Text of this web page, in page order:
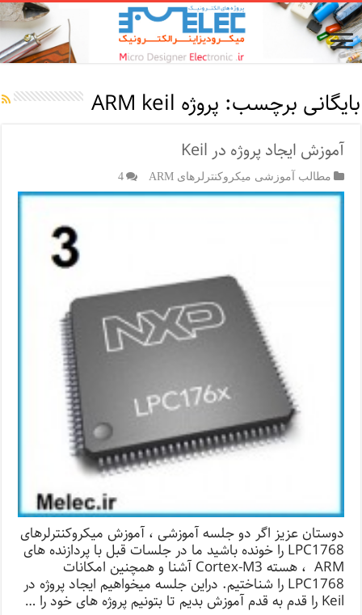
بایگانی برچسب: پروژه ARM keil
آموزش ایجاد پروژه در Keil
مطالب آموزشی میکروکنترلرهای ARM 4
دوستان عزیز اگر دو جلسه آموزشی ، آموزش میکروکنترلرهای
LPC1768 را خونده باشید ما در جلسات قبل با پردازنده های
ARM ، هسته Cortex-M3 آشنا و همچنین امکانات
LPC1768 را شناختیم. دراین جلسه میخواهیم ایجاد پروژه در
Keil را قدم به قدم آموزش بدیم تا بتونیم پروژه های خود را …